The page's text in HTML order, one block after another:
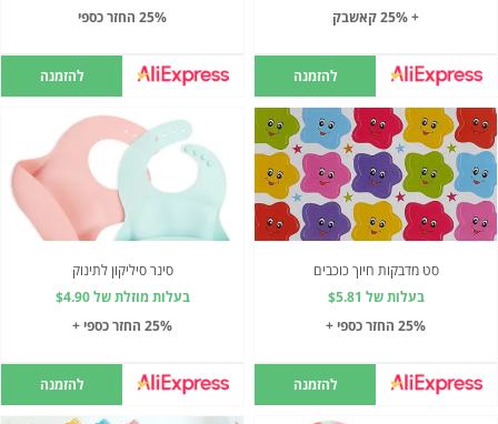
+ 25% קאשבק
להזמנה
25% החזר כספי
להזמנה
סט מדבקות חיוך כוכבים
בעלות של $5.81
25% החזר כספי +
להזמנה
סינר סיליקון לתינוק
בעלות מוזלת של $4.90
25% החזר כספי +
להזמנה